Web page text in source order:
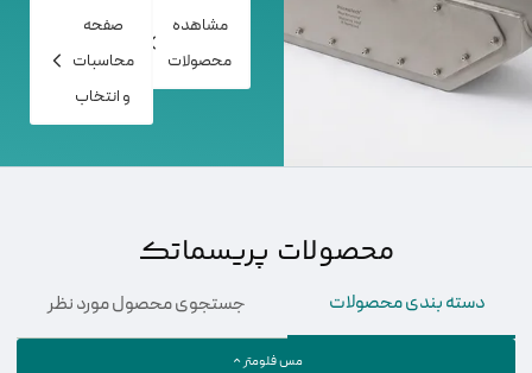
مشاهده
محصولات
محاسبات
و انتخاب
محصولات پریسماتک
دسته بندی محصولات جستجوی محصول مورد نظر
مس فلومتر